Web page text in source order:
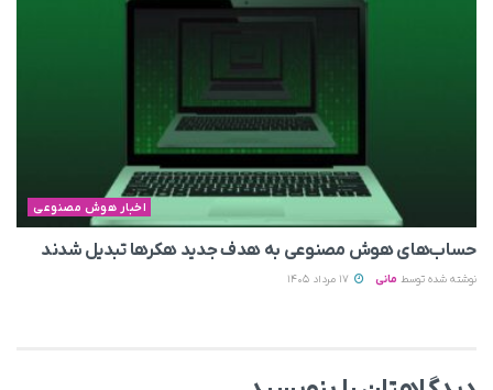
اخبار هوش مصنوعی
حساب‌های هوش مصنوعی به هدف جدید هکرها تبدیل شدند
نوشته شده توسط مانی